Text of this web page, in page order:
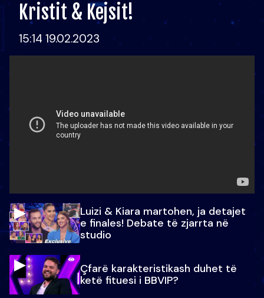
Kristit & Kejsit!
15:14 19.02.2023
Luizi & Kiara martohen, ja detajet
e finales! Debate të zjarrta në
studio
Çfarë karakteristikash duhet të
ketë fituesi i BBVIP?